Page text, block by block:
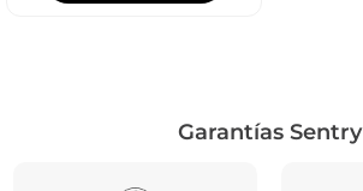
Garantías Sentry